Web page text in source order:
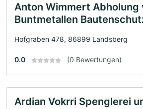
Anton Wimmert Abholung
Buntmetallen
Hofgraben 478, 86899 Landsberg
0.0 (0 Bewertungen)
Ardian Vokrri Spenglerei